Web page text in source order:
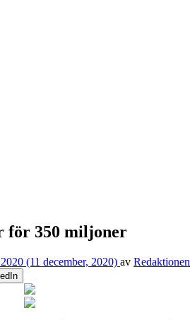
för 350 miljoner
(11 december, 2020) av Redaktionen